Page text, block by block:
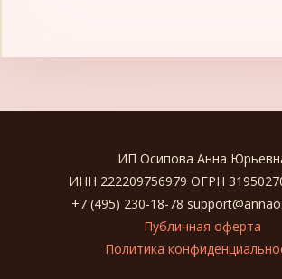
ИП Осипова Анна
ИНН 222209756979 ОГРН
+7 (495) 230-18-78
Публичная оферта
Политика